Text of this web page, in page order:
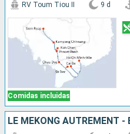
Comidas incluidas
RV Toum Tiou II 9 d